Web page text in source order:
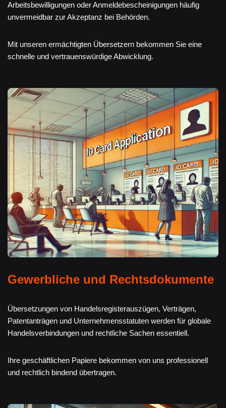
Arbeitsbewilligungen oder Anmeldebescheinigungen häufig
unvermeidbar zur Akzeptanz bei Behörden.
Mit unseren ermächtigten Übersetzern bekommen Sie eine
schnelle und vertrauenswürdige Abwicklung.
Gewerbliche und Rechtsdokumente
Übersetzungen von Handelsregisterauszügen, Verträgen,
Patentanträgen und Unternehmensstatuten werden für globale
Handelsverbindungen und rechtliche Sachen essentiell.
Ihre geschäftlichen Papiere bekommen von uns professionell
und rechtlich bindend übertragen.